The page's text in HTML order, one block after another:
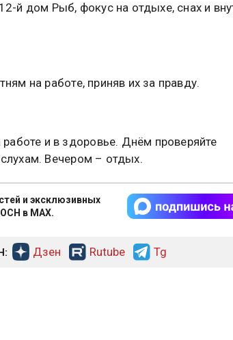
й дом Рыб, фокус на отдыхе, снах и
на работе, приняв их за правду.
работе и в здоровье. Днём проверяйте
Вечером – отдых.
и эксклюзивных
в MAX.
Дзен Rutube Tg